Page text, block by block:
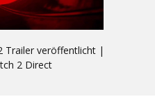
Trailer veröffentlicht |
2 Direct